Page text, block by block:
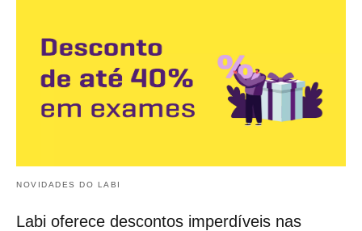
NOVIDADES DO LABI
Labi oferece descontos imperdíveis nas